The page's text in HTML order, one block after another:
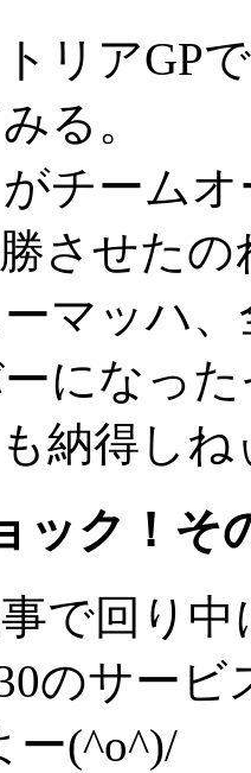
リアGP
る。
チーム
させたの
マッハ
になっ
納得し
ック！そ
で回り
のサー
ー(^o^)/